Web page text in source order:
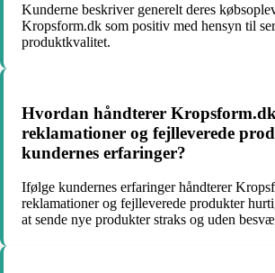
Kunderne beskriver generelt deres
Kropsform.dk som positiv med hensyn til
produktkvalitet.
Hvordan håndterer Kropsform.dk
reklamationer og fejlleverede
kundernes erfaringer?
Ifølge kundernes erfaringer håndterer
reklamationer og fejlleverede produkter
at sende nye produkter straks og uden